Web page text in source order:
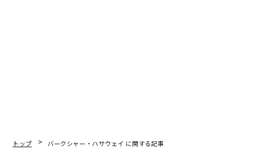
トップ バークシャー・ハサウェイ に関する記事